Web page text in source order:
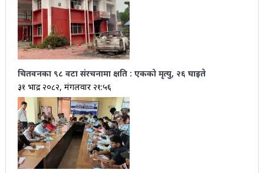
चितवनका ९८ वटा संरचनामा क्षति : एकको मृत्यु, २६ घाइते
३१ भाद्र २०८२, मंगलवार २१:५६